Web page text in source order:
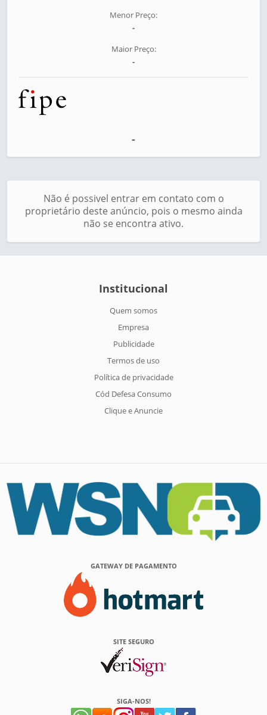
Menor Preço:
-
Maior Preço:
-
-
Não é possivel entrar em contato com o
proprietário deste anúncio, pois o mesmo ainda
não se encontra ativo.
Institucional
Quem somos
Empresa
Publicidade
Termos de uso
Política de privacidade
Cód Defesa Consumo
Clique e Anuncie
GATEWAY DE PAGAMENTO
SITE SEGURO
SIGA-NOS!